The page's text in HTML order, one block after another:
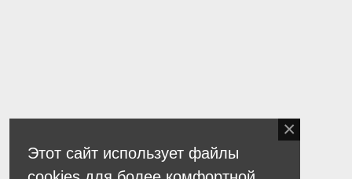
Этот сайт использует файлы